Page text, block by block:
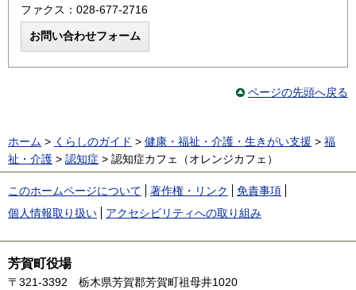
ファクス：028-677-2716
ページの先頭へ戻る
ホーム > くらしのガイド > 健康・福祉・介護・生きがい支援 > 福
祉・介護 > 認知症 > 認知症カフェ（オレンジカフェ）
このホームページについて 著作権・リンク
免責事項
個人情報取り扱い
アクセシビリティへの取り組み
芳賀町役場
〒321-3392 栃木県芳賀郡芳賀町祖母井1020